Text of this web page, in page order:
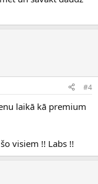
#4
laikā kā premium
visiem !! Labs !!